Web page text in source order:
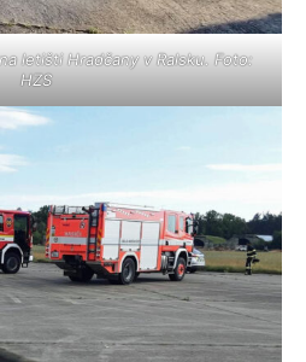
letišti Hradčany v Ralsku. Foto:
HZS